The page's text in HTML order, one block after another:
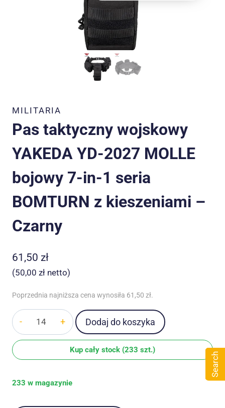
MILITARIA
Pas taktyczny wojskowy
YAKEDA YD-2027 MOLLE
bojowy 7-in-1 seria
BOMTURN z kieszeniami –
Czarny
61,50 zł
(50,00 zł netto)
Poprzednia najniższa cena wynosiła 61,50 zł.
taktyczny
YD-
Dodaj do koszyka
Kup cały stock (233 szt.)
233 w magazynie
Search